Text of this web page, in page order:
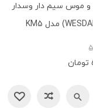
و موس سیم دار وسدار
تومان
مقایسه